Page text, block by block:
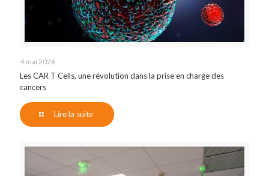
4 mai 2026
Les CAR T Cells, une révolution dans la prise en charge des
cancers
Lire la suite